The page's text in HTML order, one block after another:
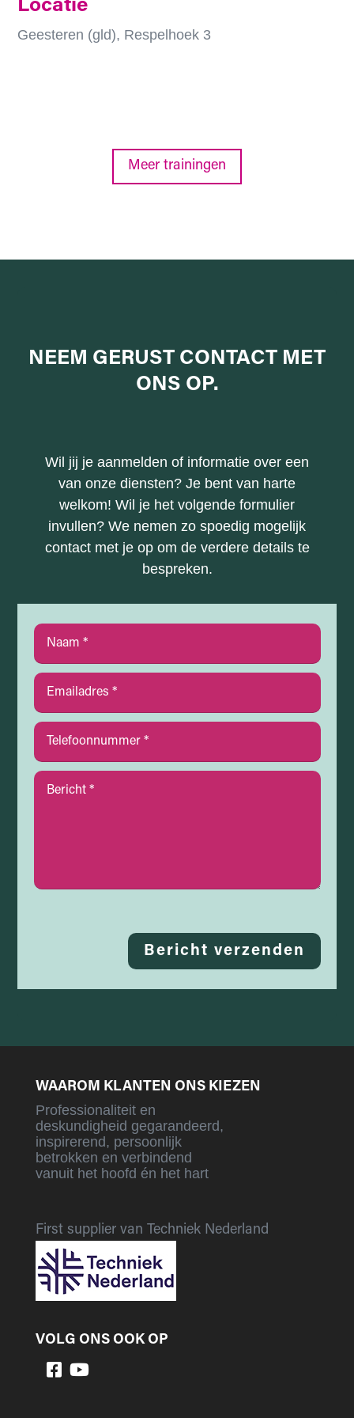
Locatie
Geesteren (gld), Respelhoek 3
Meer trainingen
NEEM GERUST CONTACT MET
ONS OP.
Wil jij je aanmelden of informatie over een
van onze diensten? Je bent van harte
welkom! Wil je het volgende formulier
invullen? We nemen zo spoedig mogelijk
contact met je op om de verdere details te
bespreken.
Bericht verzenden
WAAROM KLANTEN ONS KIEZEN
Professionaliteit en
deskundigheid gegarandeerd,
inspirerend, persoonlijk
betrokken en verbindend
vanuit het hoofd én het hart
First supplier van Techniek Nederland
VOLG ONS OOK OP